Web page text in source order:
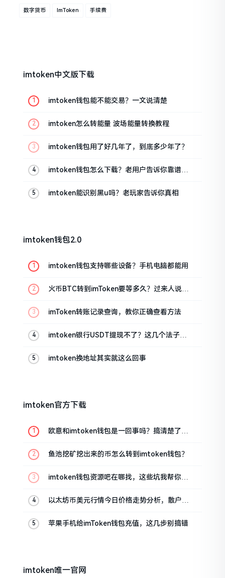
数字货币 ImToken 手续费
imtoken中文版下载
imtoken钱包能不能交易？一文说清楚
imtoken怎么转能量 波场能量转换教程
imtoken钱包用了好几年了，到底多少年了？
imtoken钱包怎么下载？老用户告诉你靠谱渠
imtoken能识别黑u吗？老玩家告诉你真相
imtoken钱包2.0
imtoken钱包支持哪些设备？手机电脑都能用
火币BTC转到imToken要等多久？过来人说说
imToken转账记录查询，教你正确查看方法
imtoken银行USDT提现不了？这几个法子能
imtoken换地址其实就这么回事
imtoken官方下载
欧意和imtoken钱包是一回事吗？搞清楚了再
鱼池挖矿挖出来的币怎么转到imtoken钱包？
imtoken钱包资源吧在哪找，这些坑我帮你趟
以太坊币美元行情今日价格走势分析，散户如
苹果手机给imToken钱包充值，这几步别搞错
imtoken唯一官网